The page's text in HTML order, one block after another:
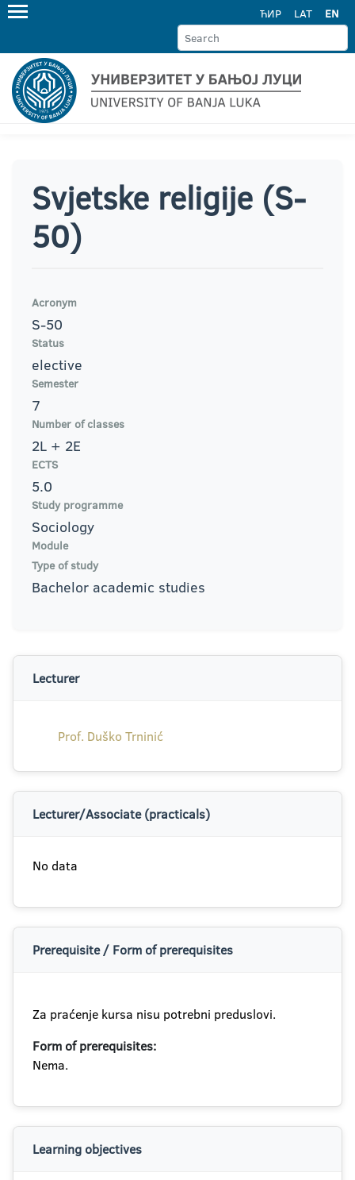
ЋИР LAT EN
Svjetske religije (S-
50)
Acronym
S-50
Status
elective
Semester
7
Number of classes
2L + 2E
ECTS
5.0
Study programme
Sociology
Module
Type of study
Bachelor academic studies
Lecturer
Prof. Duško Trninić
Lecturer/Associate (practicals)
No data
Prerequisite / Form of prerequisites
Za praćenje kursa nisu potrebni preduslovi.
Form of prerequisites:
Nema.
Learning objectives